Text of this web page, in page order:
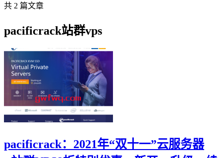
共 2 篇文章
pacificrack站群vps
pacificrack：2021年“双十一”云服务器